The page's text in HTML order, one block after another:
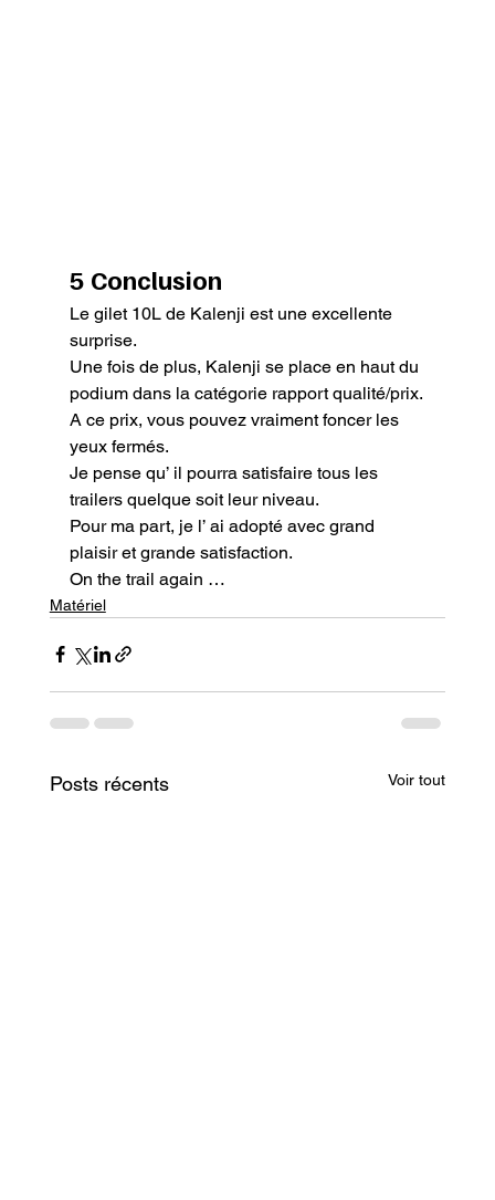
5 Conclusion
Le gilet 10L de Kalenji est une excellente
surprise.
Une fois de plus, Kalenji se place en haut du
podium dans la catégorie rapport qualité/prix.
A ce prix, vous pouvez vraiment foncer les
yeux fermés.
Je pense qu’ il pourra satisfaire tous les
trailers quelque soit leur niveau.
Pour ma part, je l’ ai adopté avec grand
plaisir et grande satisfaction.
On the trail again …
Matériel
Posts récents Voir tout